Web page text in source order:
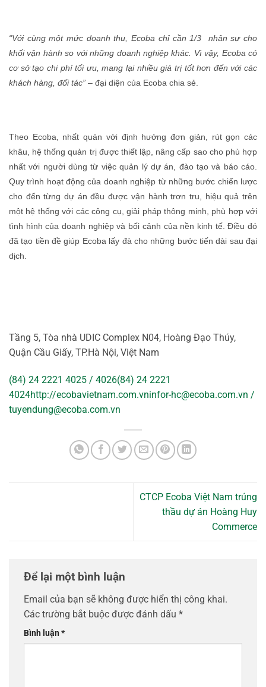
“Với cùng một mức doanh thu, Ecoba chỉ cần 1/3 nhân sự cho
khối vận hành so với những doanh nghiệp khác. Vì vậy, Ecoba có
cơ sở tạo chi phí tối ưu, mang lại nhiều giá trị tốt hơn đến với các
khách hàng, đối tác” – đại diện của Ecoba chia sẻ.
Theo Ecoba, nhất quán với định hướng đơn giản, rút gọn các
khâu, hệ thống quản trị được thiết lập, nâng cấp sao cho phù hợp
nhất với người dùng từ việc quản lý dự án, đào tạo và báo cáo.
Quy trình hoạt động của doanh nghiệp từ những bước chiến lược
cho đến từng dự án đều được vận hành trơn tru, hiệu quả trên
một hệ thống với các công cụ, giải pháp thông minh, phù hợp với
tình hình của doanh nghiệp và bối cảnh của nền kinh tế. Điều đó
đã tạo tiền đề giúp Ecoba lấy đà cho những bước tiến dài sau đại
dịch.
Tầng 5, Tòa nhà UDIC Complex N04, Hoàng Đạo Thúy,
Quận Cầu Giấy, TP.Hà Nội, Việt Nam
(84) 24 2221 4025 / 4026(84) 24 2221
4024http://ecobavietnam.com.vninfor-hc@ecoba.com.vn /
tuyendung@ecoba.com.vn
CTCP Ecoba Việt Nam trúng
thầu dự án Hoàng Huy
Commerce
Để lại một bình luận
Email của bạn sẽ không được hiển thị công khai.
Các trường bắt buộc được đánh dấu *
Bình luận*